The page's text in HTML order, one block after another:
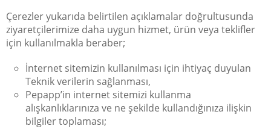
Çerezler yukarıda belirtilen açıklamalar doğrultusunda
ziyaretçilerimize daha uygun hizmet, ürün veya teklifler
için kullanılmakla beraber;
İnternet sitemizin kullanılması için ihtiyaç duyulan
Teknik verilerin sağlanması,
Pepapp’in internet sitemizi kullanma
alışkanlıklarınıza ve ne şekilde kullandığınıza ilişkin
bilgiler toplaması;